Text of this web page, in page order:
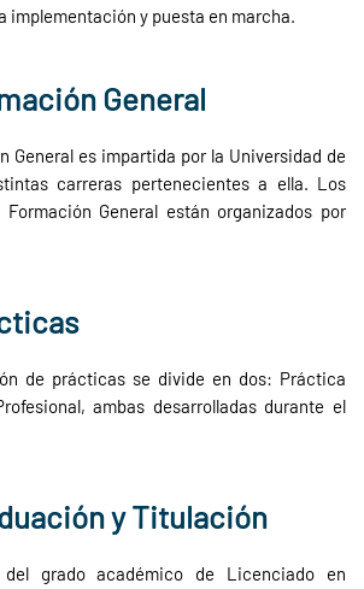
implementación y puesta en marcha.
General
General es impartida por la Universidad de
carreras pertenecientes a ella. Los
General están organizados por
de prácticas se divide en dos: Práctica
ambas desarrolladas durante el
y Titulación
grado académico de Licenciado en